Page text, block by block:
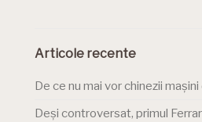
Articole recente
De ce nu mai vor chinezii
Deși controversat, primul